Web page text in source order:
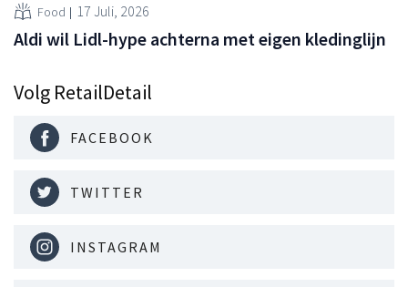
Food 17 Juli, 2026
Aldi wil Lidl-hype achterna met eigen kledinglijn
Volg RetailDetail
FACEBOOK
TWITTER
INSTAGRAM